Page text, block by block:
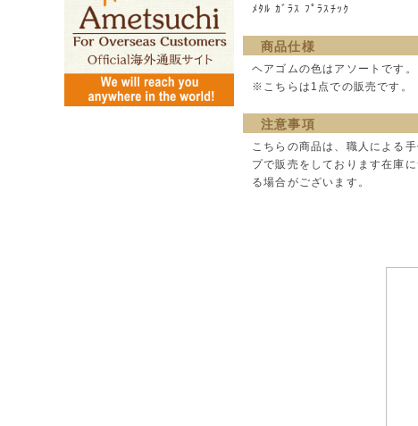
ﾒﾀﾙ ｶﾞﾗｽ ﾌﾟﾗｽﾁｯｸ
商品仕様
ヘアゴムの色はアソートです。
※こちらは1点での販売です。
注意事項
こちらの商品は、職人による
プで販売をしております在庫
る場合がございます。